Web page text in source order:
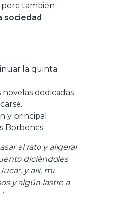
también
sociedad
la quinta
dedicadas
y principal
Borbones.
el rato y aligerar
diciéndoles
y allí, mi
y algún lastre a
"